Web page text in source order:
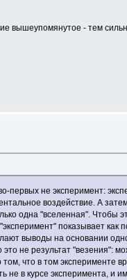
вышеупомянутое - тем
первых не эксперимент:
воздействие. А
одна "вселенная". Чтобы
показывает как
выводы на основании
не результат "везения":
что в том эксперименте
не в курсе эксперимента, и